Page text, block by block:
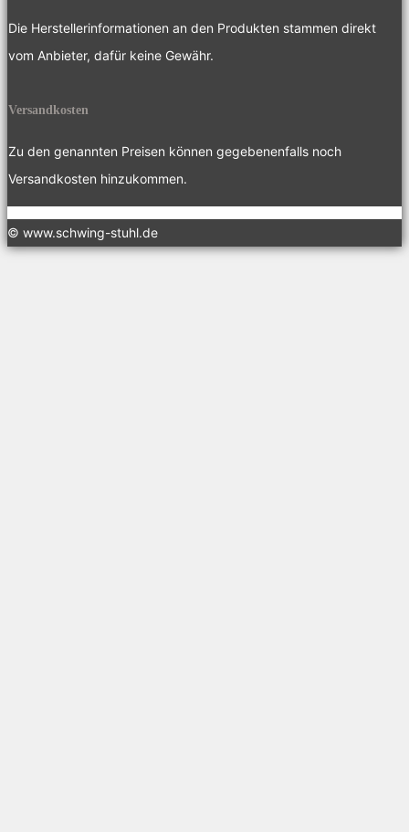
Die Herstellerinformationen an den Produkten stammen direkt
vom Anbieter, dafür keine Gewähr.
Versandkosten
Zu den genannten Preisen können gegebenenfalls noch
Versandkosten hinzukommen.
© www.schwing-stuhl.de